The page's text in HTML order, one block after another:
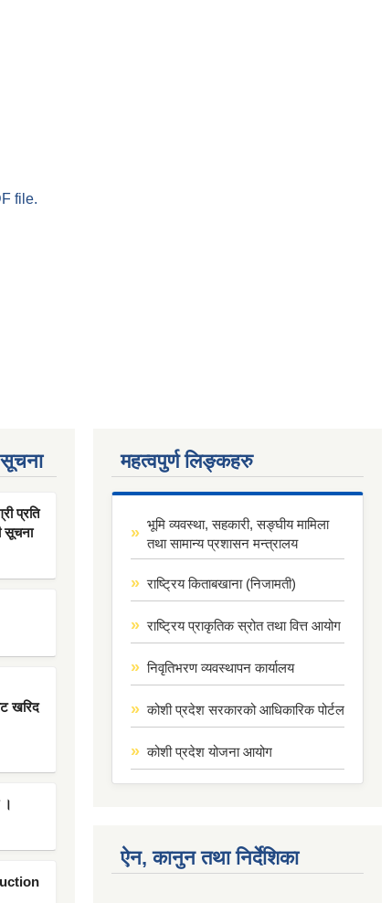
file.
प्रति
सूचना
खरिद
।
महत्वपुर्ण लिङ्कहरु
भूमि व्यवस्था, सहकारी, सङ्घीय मामिला
तथा सामान्य प्रशासन मन्त्रालय
राष्ट्रिय किताबखाना (निजामती)
राष्ट्रिय प्राकृतिक स्रोत तथा वित्त आयोग
निवृतिभरण व्यवस्थापन कार्यालय
कोशी प्रदेश सरकारको आधिकारिक पोर्टल
कोशी प्रदेश योजना आयोग
ऐन, कानुन तथा निर्देशिका